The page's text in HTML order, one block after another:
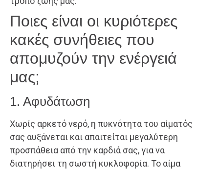
Ποιες είναι οι κυριότερες
κακές συνήθειες που
απομυζούν την ενέργειά
μας;
1. Αφυδάτωση
Χωρίς αρκετό νερό, η πυκνότητα του αίματός
σας αυξάνεται και απαιτείται μεγαλύτερη
προσπάθεια από την καρδιά σας, για να
διατηρήσει τη σωστή κυκλοφορία. Το αίμα